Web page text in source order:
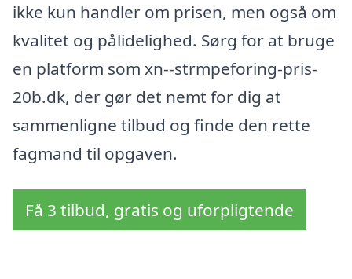
ikke kun handler om prisen, men også om
kvalitet og pålidelighed. Sørg for at bruge
en platform som xn--strmpeforing-pris-
20b.dk, der gør det nemt for dig at
sammenligne tilbud og finde den rette
fagmand til opgaven.
Få 3 tilbud, gratis og uforpligtende